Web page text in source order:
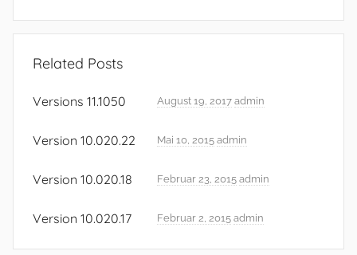
U
c
e
o
i
Related Posts
Versions 11.1050 August 19, 2017 admin
Version 10.020.22 Mai 10, 2015 admin
Version 10.020.18 Februar 23, 2015 admin
Version 10.020.17 Februar 2, 2015 admin